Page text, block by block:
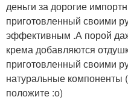
деньги за дорогие
приготовленный своими
эффективным .А порой
крема добавляются
приготовленный своими
натуральные компоненты
положите :о)